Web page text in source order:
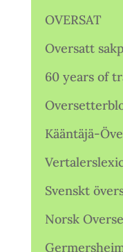
OVERSAT
Oversatt
60 years of
Kääntäjä-
Svenskt
Norsk